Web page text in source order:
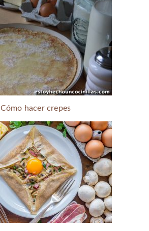
Cómo hacer crepes